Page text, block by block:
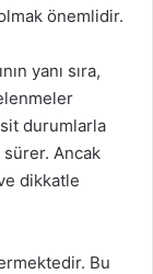
önemlidir.
yanı sıra,
durumlarla
Ancak
dikkatle
Bu